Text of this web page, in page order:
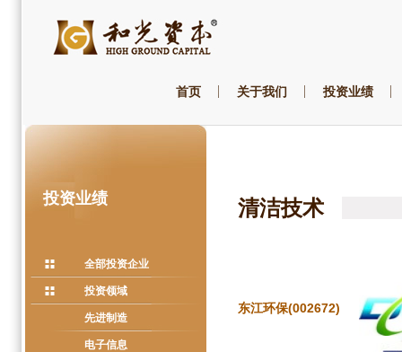
首页 关于我们 投资业绩
投资业绩
全部投资企业
投资领域
先进制造
电子信息
清洁技术
东江环保(002672)